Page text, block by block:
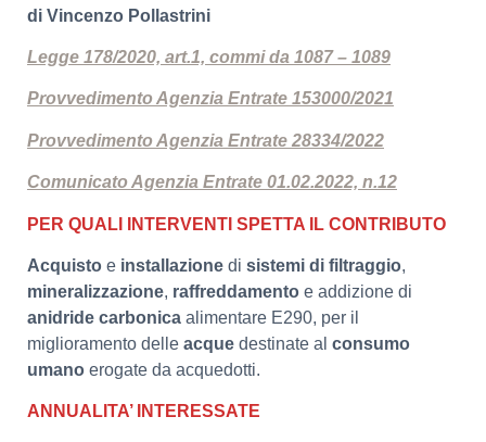
di Vincenzo Pollastrini
Legge 178/2020, art.1, commi da 1087 – 1089
Provvedimento Agenzia Entrate 153000/2021
Provvedimento Agenzia Entrate 28334/2022
Comunicato Agenzia Entrate 01.02.2022, n.12
PER QUALI INTERVENTI SPETTA IL CONTRIBUTO
Acquisto e installazione di sistemi di filtraggio,
mineralizzazione, raffreddamento e addizione di
anidride carbonica alimentare E290, per il
miglioramento delle acque destinate al consumo
umano erogate da acquedotti.
ANNUALITA’ INTERESSATE